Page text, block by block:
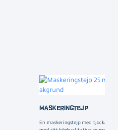
MASKERINGTEJP
En maskeringstejp med tjockare